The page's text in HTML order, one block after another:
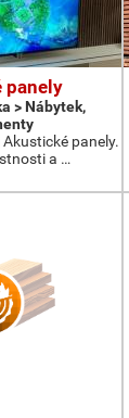
panely
> Nábytek,
panely.
a …